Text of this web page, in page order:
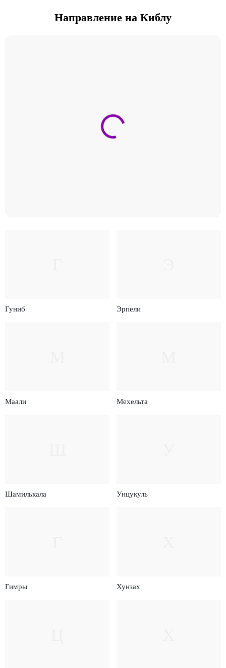
Направление на Киблу
Гуниб Эрпели
Маали Мехельта
Шамилькала Унцукуль
Гимры Хунзах